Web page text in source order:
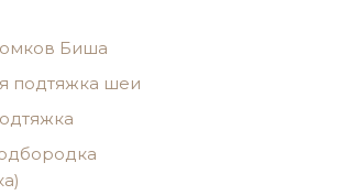
Биша
подтяжка шеи